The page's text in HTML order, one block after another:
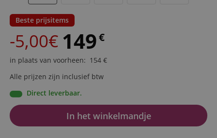
Beste prijsitems
-5,00€ 149€
in plaats van voorheen: 154 €
Alle prijzen zijn inclusief btw
Direct leverbaar.
In het winkelmandje